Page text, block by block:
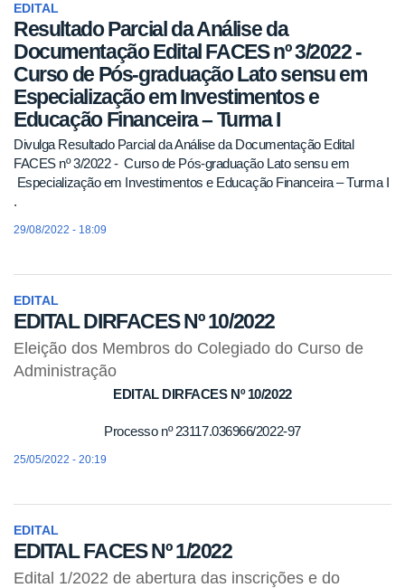
EDITAL
Resultado Parcial da Análise da
Documentação Edital FACES nº 3/2022 -
Curso de Pós-graduação Lato sensu em
Especialização em Investimentos e
Educação Financeira – Turma I
Divulga Resultado Parcial da Análise da Documentação Edital
FACES nº 3/2022 - Curso de Pós-graduação Lato sensu em
Especialização em Investimentos e Educação Financeira – Turma I
.
29/08/2022 - 18:09
EDITAL
EDITAL DIRFACES Nº 10/2022
Eleição dos Membros do Colegiado do Curso de
Administração
EDITAL DIRFACES Nº 10/2022
Processo nº 23117.036966/2022-97
25/05/2022 - 20:19
EDITAL
EDITAL FACES Nº 1/2022
Edital 1/2022 de abertura das inscrições e do